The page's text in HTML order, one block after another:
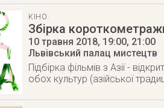
КІНО
Збірка
10 травня 2018, 19:00, 21:00
Львівський палац мистецтв
Підбірка фільмів з Азії -
обох культур (азійської